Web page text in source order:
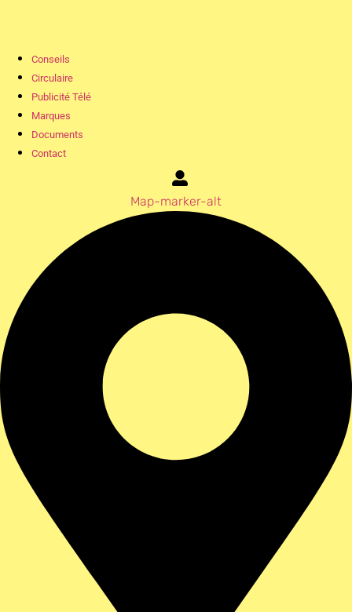
Conseils
Circulaire
Publicité Télé
Marques
Documents
Contact
Map-marker-alt